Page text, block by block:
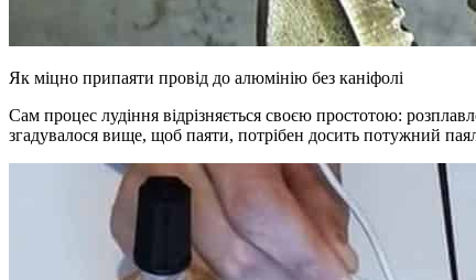
Як міцно припаяти провід до алюмінію без каніфолі
Сам процес лудіння відрізняється своєю простотою:
згадувалося вище, щоб паяти, потрібен досить потужний